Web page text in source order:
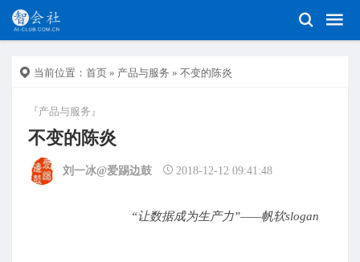
当前位置： 首页 » 产品与服务 » 不变的陈炎
『产品与服务』
不变的陈炎
刘一冰@爱踢边鼓 2018-12-12 09:41:48
“让数据成为生产力”——帆软slogan